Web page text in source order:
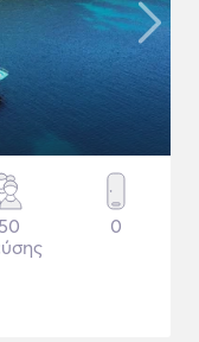
0